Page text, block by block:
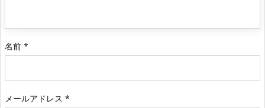
名前 *
メールアドレス *